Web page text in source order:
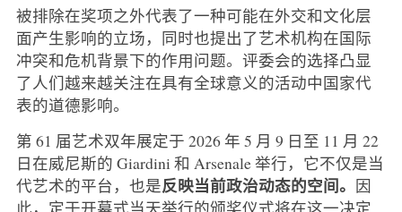
被排除在奖项之外代表了一种可能在外交和文化层
面产生影响的立场，同时也提出了艺术机构在国际
冲突和危机背景下的作用问题。评委会的选择凸显
了人们越来越关注在具有全球意义的活动中国家代
表的道德影响。
第 61 届艺术双年展定于 2026 年 5 月 9 日至 11 月 22
日在威尼斯的 Giardini 和 Arsenale 举行，它不仅是当
代艺术的平台，也是反映当前政治动态的空间。 因
此，定于开幕式当天举行的颁奖仪式将在这一决定